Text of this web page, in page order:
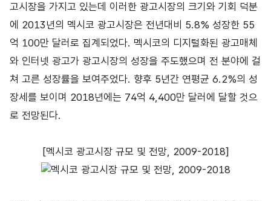
고시장을 가지고 있는데 이러한 광고시장의 크기와 기회 덕분
에 2013년의 멕시코 광고시장은 전년대비 5.8% 성장한 55
억 100만 달러로 집계되었다. 멕시코의 디지털화된 광고매체
와 인터넷 광고가 광고시장의 성장을 주도했으며 전 분야에 걸
쳐 고른 성장률을 보여주었다. 향후 5년간 연평균 6.2%의 성
장세를 보이며 2018년에는 74억 4,400만 달러에 달할 것으
로 전망된다.
[멕시코 광고시장 규모 및 전망, 2009-2018]